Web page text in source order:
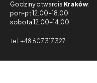
Godziny otwarcia Kraków:
pon-pt 12.00-18.00
sobota 12.00-14.00
tel. +48 607 317 327